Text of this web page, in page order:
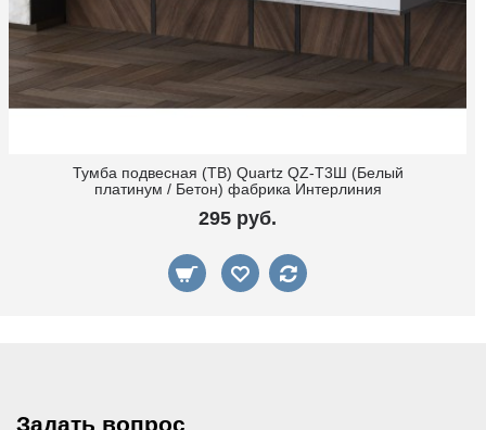
Тумба подвесная (ТВ) Quartz QZ-Т3Ш (Белый
платинум / Бетон) фабрика Интерлиния
295 руб.
Задать вопрос